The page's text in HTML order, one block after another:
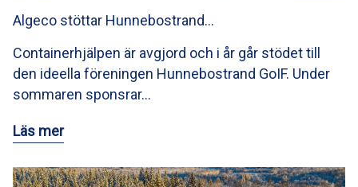
Algeco stöttar Hunnebostrand…
Containerhjälpen är avgjord och i år går stödet till
den ideella föreningen Hunnebostrand GoIF. Under
sommaren sponsrar…
Läs mer